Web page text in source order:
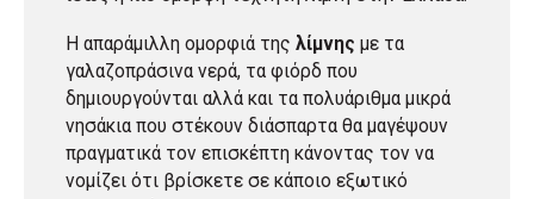
Η απαράμιλλη ομορφιά της λίμνης με τα
γαλαζοπράσινα νερά, τα φιόρδ που
δημιουργούνται αλλά και τα πολυάριθμα μικρά
νησάκια που στέκουν διάσπαρτα θα μαγέψουν
πραγματικά τον επισκέπτη κάνοντας τον να
νομίζει ότι βρίσκετε σε κάποιο εξωτικό